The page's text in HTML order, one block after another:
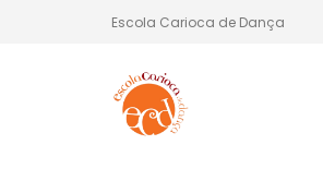
Escola Carioca de Dança